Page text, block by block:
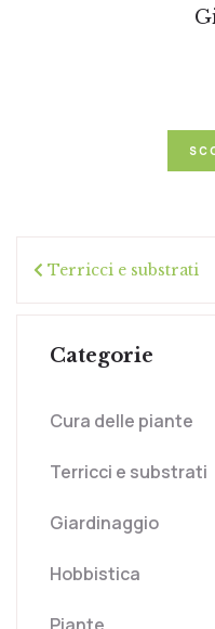
Terricci e substrati
Categorie
Cura delle piante
Terricci e substrati
Giardinaggio
Hobbistica